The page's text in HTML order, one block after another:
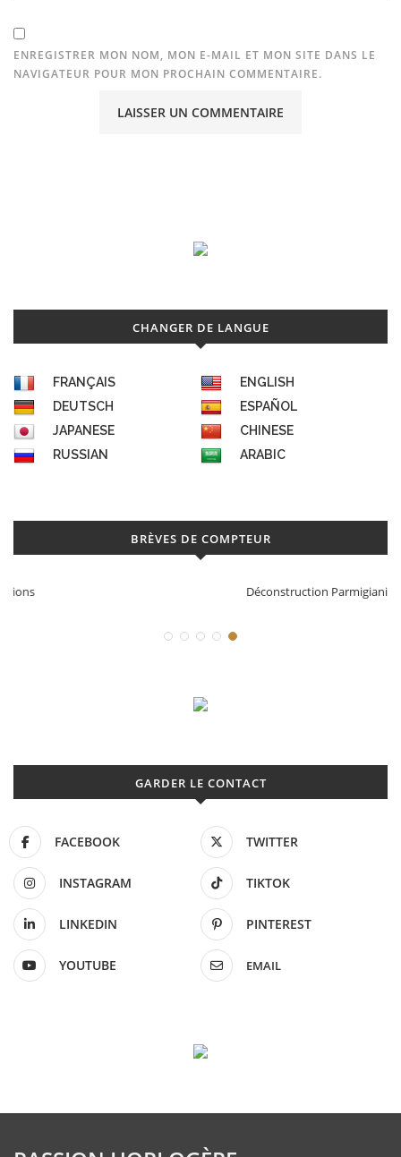
ENREGISTRER MON NOM, MON E-MAIL ET MON SITE DANS LE
NAVIGATEUR POUR MON PROCHAIN COMMENTAIRE.
CHANGER DE LANGUE
FRANÇAIS
ENGLISH
DEUTSCH
ESPAÑOL
JAPANESE
CHINESE
RUSSIAN
ARABIC
BRÈVES DE COMPTEUR
Déconstruction Parmigiani Fleurier
GARDER LE CONTACT
FACEBOOK TWITTER
INSTAGRAM TIKTOK
LINKEDIN PINTEREST
YOUTUBE EMAIL